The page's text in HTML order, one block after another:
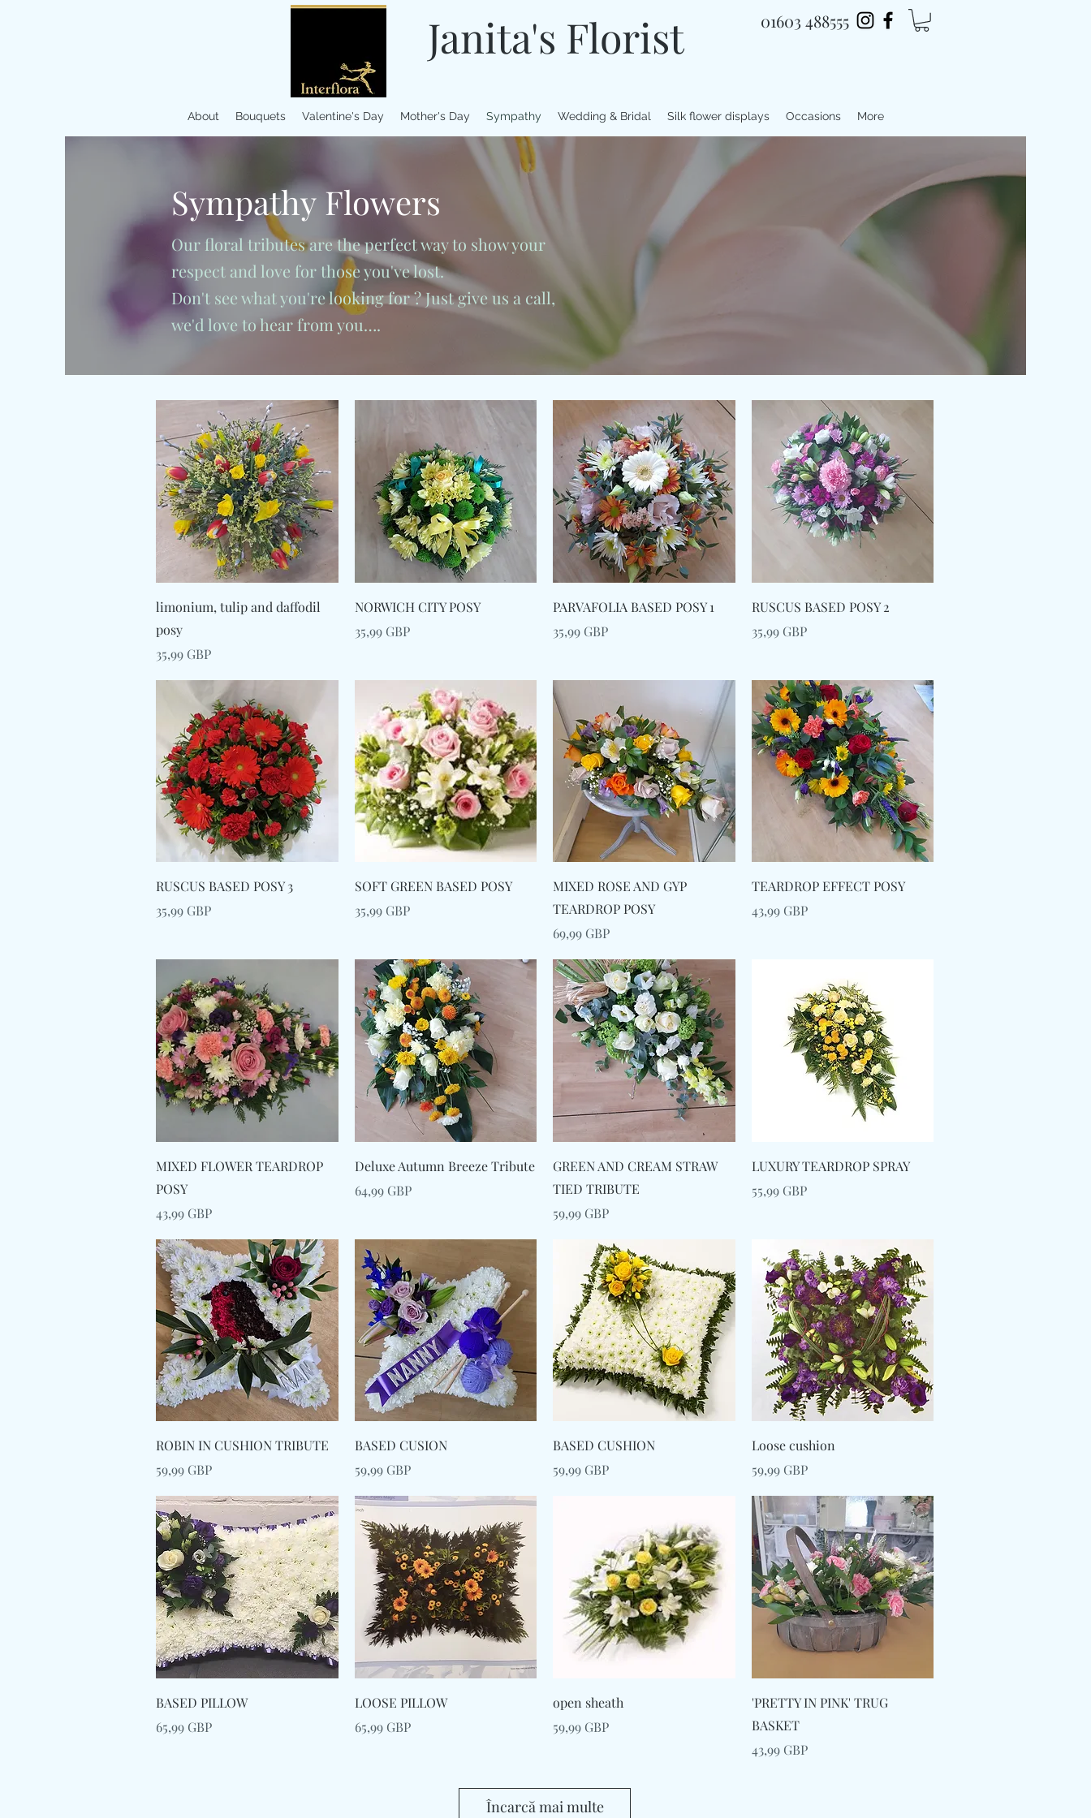
Janita's Florist 01603 488555
About Bouquets Valentine's Day Mother's Day Sympathy Wedding & Bridal Silk flower displays Occasions More
SympathyFlowers
Our floral tributes are the perfect way to show your
respect and love for those you've lost.
Don't see what you're looking for ? Just give us a call,
we'd love to hear from you….
Afișare rapidă
limonium, tulip and daffodil
posy
Preț
35,99 GBP
Afișare rapidă
NORWICH CITY POSY
Preț
35,99 GBP
Afișare rapidă
PARVAFOLIA BASED POSY 1
Preț
35,99 GBP
Afișare rapidă
RUSCUS BASED POSY 2
Preț
35,99 GBP
Afișare rapidă
RUSCUS BASED POSY 3
Preț
35,99 GBP
Afișare rapidă
SOFT GREEN BASED POSY
Preț
35,99 GBP
Afișare rapidă
MIXED ROSE AND GYP
TEARDROP POSY
Preț
69,99 GBP
Afișare rapidă
TEARDROP EFFECT POSY
Preț
43,99 GBP
Afișare rapidă
MIXED FLOWER TEARDROP
POSY
Preț
43,99 GBP
Afișare rapidă
Deluxe Autumn Breeze Tribute
Preț
64,99 GBP
Afișare rapidă
GREEN AND CREAM STRAW
TIED TRIBUTE
Preț
59,99 GBP
Afișare rapidă
LUXURY TEARDROP SPRAY
Preț
55,99 GBP
Afișare rapidă
ROBIN IN CUSHION TRIBUTE
Preț
59,99 GBP
Afișare rapidă
BASED CUSION
Preț
59,99 GBP
Afișare rapidă
BASED CUSHION
Preț
59,99 GBP
Afișare rapidă
Loose cushion
Preț
59,99 GBP
Afișare rapidă
BASED PILLOW
Preț
65,99 GBP
Afișare rapidă
LOOSE PILLOW
Preț
65,99 GBP
Afișare rapidă
open sheath
Preț
59,99 GBP
Afișare rapidă
'PRETTY IN PINK' TRUG
BASKET
Preț
43,99 GBP
Încarcă mai multe